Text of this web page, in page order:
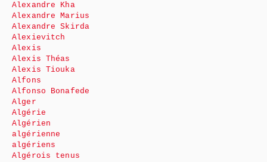
Alexandre Kha
Alexandre Marius
Alexandre Skirda
Alexievitch
Alexis
Alexis Théas
Alexis Tiouka
Alfons
Alfonso Bonafede
Alger
Algérie
Algérien
algérienne
algériens
Algérois tenus